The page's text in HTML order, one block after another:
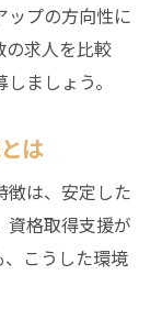
ップの方向性に
の求人を比較
ましょう。
は
徴は、安定した
資格取得支援が
こうした環境